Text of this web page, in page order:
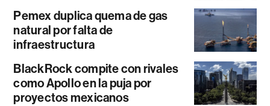
Pemex duplica quema de gas
natural por falta de
infraestructura
BlackRock compite con rivales
como Apollo en la puja por
proyectos mexicanos